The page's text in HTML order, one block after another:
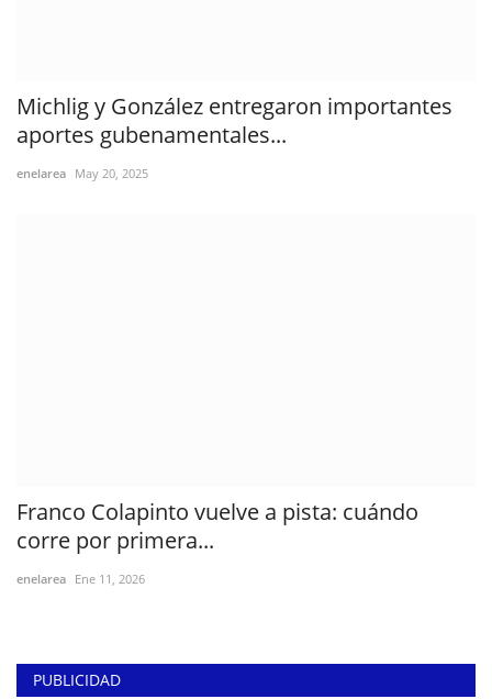
Michlig y González entregaron importantes
aportes gubenamentales...
enelarea May 20, 2025
Franco Colapinto vuelve a pista: cuándo
corre por primera...
enelarea Ene 11, 2026
PUBLICIDAD